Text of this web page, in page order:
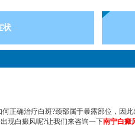
状
确治疗白斑?颈部属于暴露部位，因此
现白癜风呢?让我们来咨询一下南宁白癜